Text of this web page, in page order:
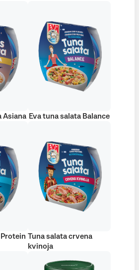
Asiana Eva tuna salata Balance
Protein Tuna salata crvena
kvinoja